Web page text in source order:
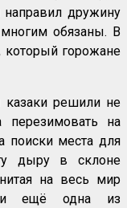
дружину
обязаны. В
который горожане
решили не
на
поиски места для
дыру в склоне
на весь мир
ещё одна из